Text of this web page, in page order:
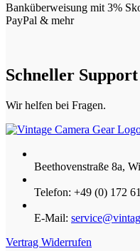
Banküberweisung mit 3%
PayPal & mehr
Schneller Support
Wir helfen bei Fragen.
Beethovenstraße 8a,
Telefon: +49 (0) 172
E-Mail:
Vertrag Widerrufen